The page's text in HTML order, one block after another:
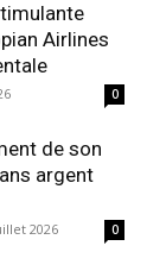
Airlines
0
de son
argent
2026 0